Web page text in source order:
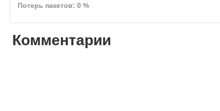
Потерь пакетов: 0 %
Комментарии